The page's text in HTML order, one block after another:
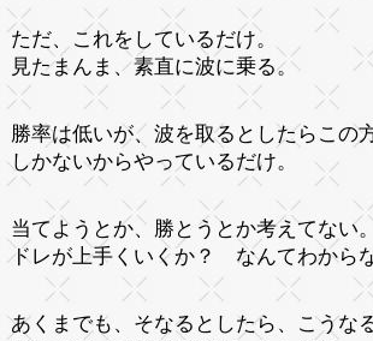
ただ、これをしているだけ。
見たまんま、素直に波に乗る。
勝率は低いが、波を取るとしたらこの
しかないからやっているだけ。
当てようとか、勝とうとか考えてない
ドレが上手くいくか？ なんてわから
あくまでも、そなるとしたら、こうな